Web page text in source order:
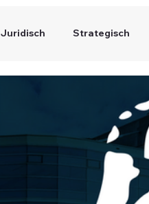
Juridisch Strategisch